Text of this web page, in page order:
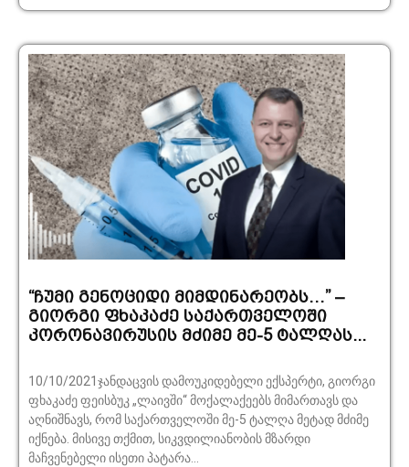
“ჩუმი გენოციდი მიმდინარეობს…” –
გიორგი ფხაკაძე საქართველოში
კორონავირუსის მძიმე მე-5 ტალღას...
10/10/2021ჯანდაცვის დამოუკიდებელი ექსპერტი, გიორგი
ფხაკაძე ფეისბუკ „ლაივში“ მოქალაქეებს მიმართავს და
აღნიშნავს, რომ საქართველოში მე-5 ტალღა მეტად მძიმე
იქნება. მისივე თქმით, სიკვდილიანობის მზარდი
მაჩვენებელი ისეთი პატარა...